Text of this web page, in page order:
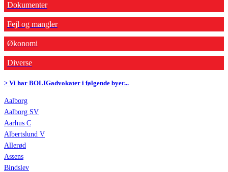
Dokumenter
Fejl og mangler
Økonomi
Diverse
> Vi har BOLIGadvokater i følgende byer...
Aalborg
Aalborg SV
Aarhus C
Albertslund V
Allerød
Assens
Bindslev